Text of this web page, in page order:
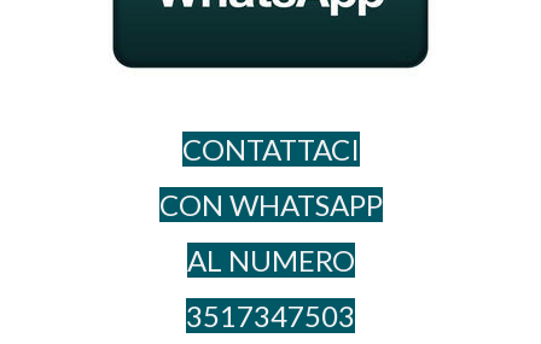
CONTATTACI
CON WHATSAPP
AL NUME​RO
3517347503